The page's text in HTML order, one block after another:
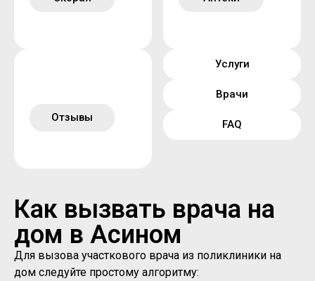
Отзывы
Услуги
Врачи
FAQ
Как вызвать врача на
дом в Асином
Для вызова участкового врача из поликлиники на
дом следуйте простому алгоритму: